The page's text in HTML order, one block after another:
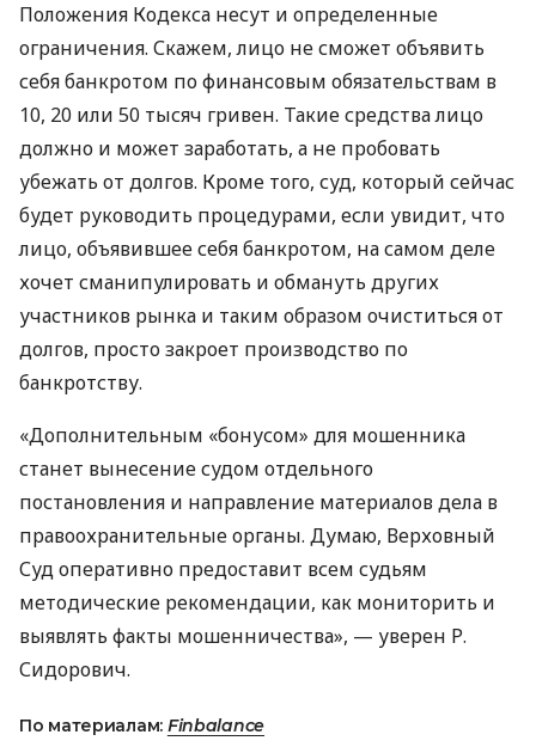
Положения Кодекса несут и определенные
ограничения. Скажем, лицо не сможет объявить
себя банкротом по финансовым обязательствам в
10, 20 или 50 тысяч гривен. Такие средства лицо
должно и может заработать, а не пробовать
убежать от долгов. Кроме того, суд, который сейчас
будет руководить процедурами, если увидит, что
лицо, объявившее себя банкротом, на самом деле
хочет сманипулировать и обмануть других
участников рынка и таким образом очиститься от
долгов, просто закроет производство по
банкротству.
«Дополнительным «бонусом» для мошенника
станет вынесение судом отдельного
постановления и направление материалов дела в
правоохранительные органы. Думаю, Верховный
Суд оперативно предоставит всем судьям
методические рекомендации, как мониторить и
выявлять факты мошенничества», — уверен Р.
Сидорович.
По материалам: Finbalance